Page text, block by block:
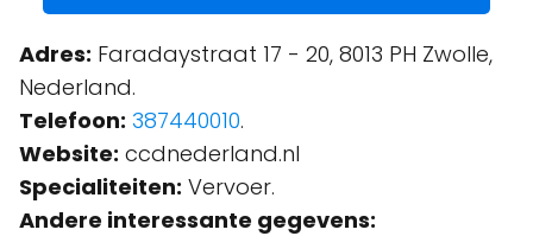
Adres: Faradaystraat 17 - 20, 8013 PH Zwolle,
Nederland.
Telefoon: 387440010.
Website: ccdnederland.nl
Specialiteiten: Vervoer.
Andere interessante gegevens: